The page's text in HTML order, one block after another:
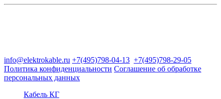
info@elektrokable.ru +7(495)798-04-13 +7(495)798-29-05
Политика конфиденциальности Соглашение об обработке
персональных данных
Кабель КГ